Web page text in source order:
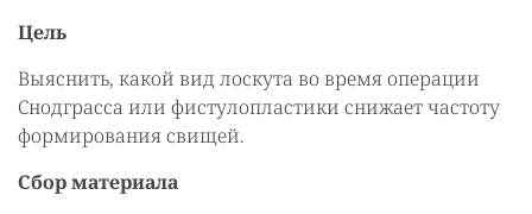
Цель
Выяснить, какой вид лоскута во время операции
Снодграсса или фистулопластики снижает частоту
формирования свищей.
Сбор материала